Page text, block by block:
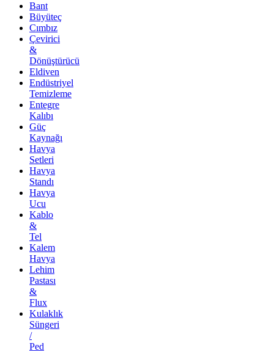
Bant
Büyüteç
Cımbız
Çevirici
&
Dönüştürücü
Eldiven
Endüstriyel
Temizleme
Entegre
Kalıbı
Güç
Kaynağı
Havya
Setleri
Havya
Standı
Havya
Ucu
Kablo
&
Tel
Kalem
Havya
Lehim
Pastası
&
Flux
Kulaklık
Süngeri
/
Ped